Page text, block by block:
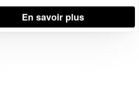
En savoir plus